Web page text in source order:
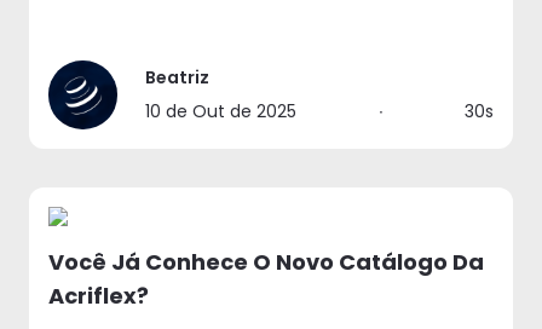
Beatriz
10 de Out de 2025
∙ 30s
Você Já Conhece O Novo Catálogo Da
Acriflex?